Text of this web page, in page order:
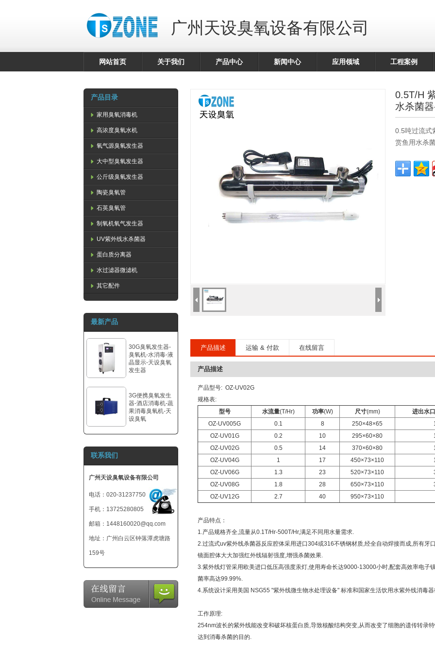
广州天设臭氧设备有限公司
网站首页 关于我们 产品中心 新闻中心 应用领域 工程案例
产品目录
家用臭氧消毒机
高浓度臭氧水机
氧气源臭氧发生器
大中型臭氧发生器
公斤级臭氧发生器
陶瓷臭氧管
石英臭氧管
制氧机氧气发生器
UV紫外线水杀菌器
蛋白质分离器
水过滤器微滤机
其它配件
最新产品
30G臭氧发生器-
臭氧机-水消毒-液
晶显示-天设臭氧
发生器
3G便携臭氧发生
器-酒店消毒机-蔬
果消毒臭氧机-天
设臭氧
800mg 臭氧发生
外接12V电池
联系我们
广州天设臭氧设备有限公司
电话：020-31237750
手机：13725280805
邮箱：1448160020@qq.com
地址：广州白云区钟落潭虎塘路
159号
0.5T/H
水杀菌
0.5吨过流式
赏鱼用水杀
产品描述 运输 & 付款 在线留言
产品描述
产品型号: OZ-UV02G
规格表:
型号
水流量(T/Hr) 功率(W) 尺寸(mm) 进出水
OZ-UV005G
0.1 8 250×48×65
OZ-UV01G 0.2 10 295×60×80
OZ-UV02G
0.5 14 370×60×80
OZ-UV04G
1 17 450×73×110
OZ-UV06G
1.3 23 520×73×110
OZ-UV08G
1.8 28 650×73×110
OZ-UV12G
2.7 40 950×73×110
产品特点：
1.产品规格齐全,流量从0.1T/Hr-500T/Hr,满足不同用水量需求.
2.过流式uv紫外线杀菌器反应腔体采用进口304或316不锈钢材质,经全自动焊接而成,所有牙
镜面腔体大大加强红外线辐射强度,增强杀菌效果.
3.紫外线灯管采用欧美进口低压高强度汞灯,使用寿命长达9000-13000小时,配套高效率电子
菌率高达99.99%.
4.系统设计采用美国 NSG55 "紫外线微生物水处理设备" 标准和国家生活饮用水紫外线消毒
工作原理:
254nm波长的紫外线能改变和破坏核蛋白质,导致核酸结构突变,从而改变了细胞的遗传转录
达到消毒杀菌的目的.